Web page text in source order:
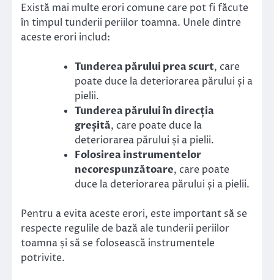
Există mai multe erori comune care pot fi făcute
în timpul tunderii periilor toamna. Unele dintre
aceste erori includ:
Tunderea părului prea scurt, care
poate duce la deteriorarea părului și a
pielii.
Tunderea părului în direcția
greșită, care poate duce la
deteriorarea părului și a pielii.
Folosirea instrumentelor
necorespunzătoare, care poate
duce la deteriorarea părului și a pielii.
Pentru a evita aceste erori, este important să se
respecte regulile de bază ale tunderii periilor
toamna și să se folosească instrumentele
potrivite.